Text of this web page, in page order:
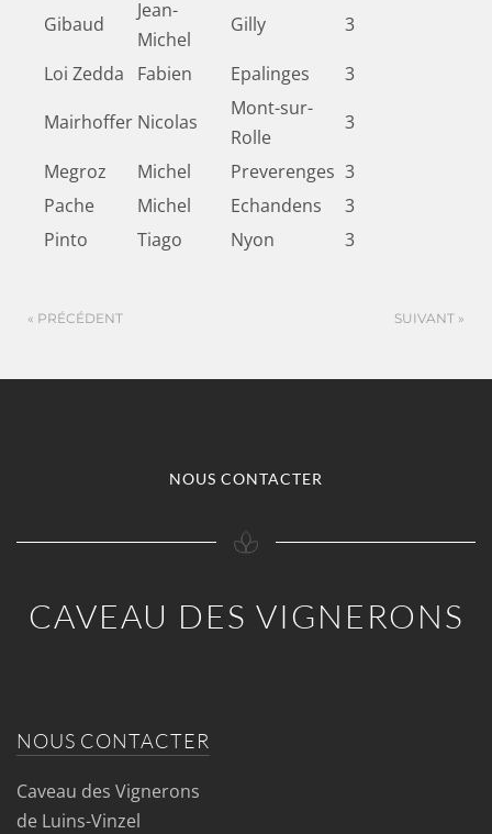
Gibaud
Jean-
Michel
Gilly 3
Loi Zedda Fabien Epalinges
3
Mairhoffer Nicolas
Mont-sur-
Rolle
3
Megroz Michel Preverenges 3
Pache
Michel Echandens
3
Pinto
Tiago Nyon 3
« PRÉCÉDENT SUIVANT »
NOUS CONTACTER
CAVEAU DES VIGNERONS
NOUS CONTACTER
Caveau des Vignerons
de Luins-Vinzel